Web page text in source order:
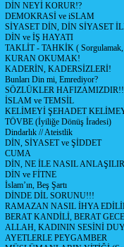
DİN NEYİ KORUR!?
DEMOKRASİ ve iSLAM
SİYASET DİN, DİN SİYASET
DİN ve İŞ HAYATI
TAKLİT - TAHKİK ( Sorgulamak,
KURAN OKUMAK!
KADERİN, KADERSİZLERİ!
Bunları Din mi, Emrediyor?
SÖZLÜKLER HAFIZAMIZDIR!!
İSLAM ve TEMSİL
KELİMEYİ ŞEHADET
TÖVBE (İyiliğe Dönüş İradesi)
Dindarlık // Ateistlik
DİN, SİYASET ve ŞİDDET
CUMA
DİN, NE İLE NASIL
DİN ve FİTNE
İslam’ın, Beş Şartı
DİNDE DİL SORUNU!!!
RAMAZAN NASIL İHYA
BERAT KANDİLİ, BERAT
ALLAH, KADININ SESİNİ
AYETLERLE PEYGAMBER